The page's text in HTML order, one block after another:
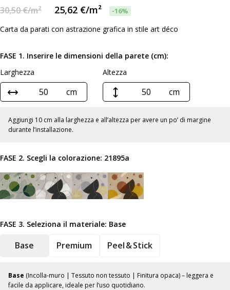
30,50€/m² 25,62 €/m² -16%
Carta da parati con astrazione grafica in stile art déco
FASE 1. Inserire le dimensioni della parete (cm):
Larghezza
cm
Altezza
cm
Aggiungi 10 cm alla larghezza e all’altezza per avere un po’ di margine
durante l’installazione.
FASE 2. Scegli la colorazione: 21895a
FASE 3. Seleziona il materiale: Base
Base Premium Peel & Stick
Base (Incolla-muro | Tessuto non tessuto | Finitura opaca) – leggera e
facile da applicare, ideale per l’uso quotidiano.